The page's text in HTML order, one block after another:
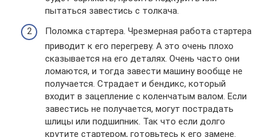
пытаться завестись с толкача.
Поломка стартера. Чрезмерная работа стартера
приводит к его перегреву. А это очень плохо
сказывается на его деталях. Очень часто они
ломаются, и тогда завести машину вообще не
получается. Страдает и бендикс, который
входит в зацепление с коленчатым валом. Если
завестись не получается, могут пострадать
шлицы или подшипник. Так что если долго
крутите стартером, готовьтесь к его замене.